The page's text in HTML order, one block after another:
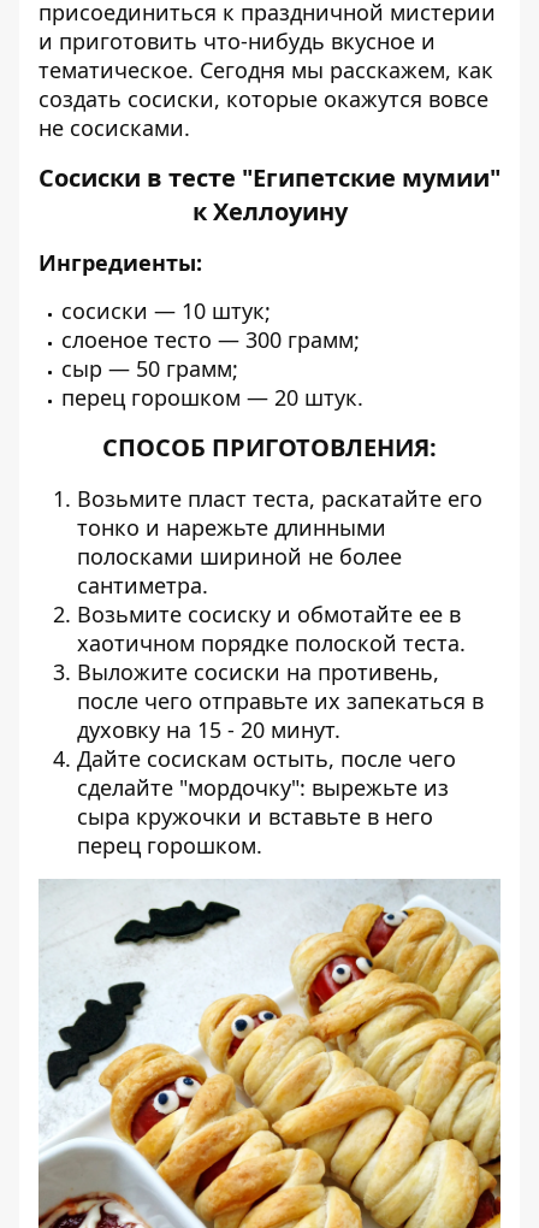
присоединиться к праздничной мистерии
и приготовить что-нибудь вкусное и
тематическое. Сегодня мы расскажем, как
создать сосиски, которые окажутся вовсе
не сосисками.
Сосиски в тесте "Египетские мумии"
к Хеллоуину
Ингредиенты:
сосиски — 10 штук;
слоеное тесто — 300 грамм;
сыр — 50 грамм;
перец горошком — 20 штук.
СПОСОБ ПРИГОТОВЛЕНИЯ:
Возьмите пласт теста, раскатайте его
тонко и нарежьте длинными
полосками шириной не более
сантиметра.
Возьмите сосиску и обмотайте ее в
хаотичном порядке полоской теста.
Выложите сосиски на противень,
после чего отправьте их запекаться в
духовку на 15 - 20 минут.
Дайте сосискам остыть, после чего
сделайте "мордочку": вырежьте из
сыра кружочки и вставьте в него
перец горошком.